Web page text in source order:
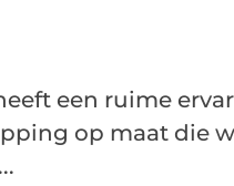
een ruime
op maat die